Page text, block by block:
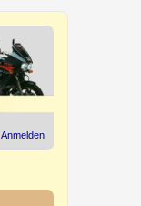
Anmelden